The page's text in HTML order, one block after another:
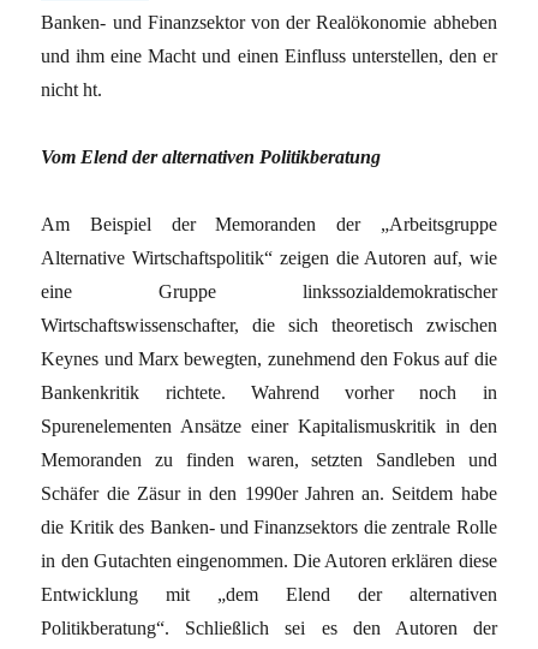
Banken- und Finanzsektor von der Realökonomie abheben
und ihm eine Macht und einen Einfluss unterstellen, den er
nicht ht.
Vom Elend der alternativen Politikberatung
Am Beispiel der Memoranden der „Arbeitsgruppe
Alternative Wirtschaftspolitik“ zeigen die Autoren auf, wie
eine Gruppe linkssozialdemokratischer
Wirtschaftswissenschafter, die sich theoretisch zwischen
Keynes und Marx bewegten, zunehmend den Fokus auf die
Bankenkritik richtete. Wahrend vorher noch in
Spurenelementen Ansätze einer Kapitalismuskritik in den
Memoranden zu finden waren, setzten Sandleben und
Schäfer die Zäsur in den 1990er Jahren an. Seitdem habe
die Kritik des Banken- und Finanzsektors die zentrale Rolle
in den Gutachten eingenommen. Die Autoren erklären diese
Entwicklung mit „dem Elend der alternativen
Politikberatung“. Schließlich sei es den Autoren der